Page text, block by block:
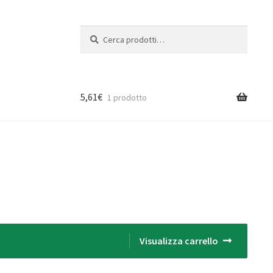
5,61€ 1 prodotto
Visualizza carrello